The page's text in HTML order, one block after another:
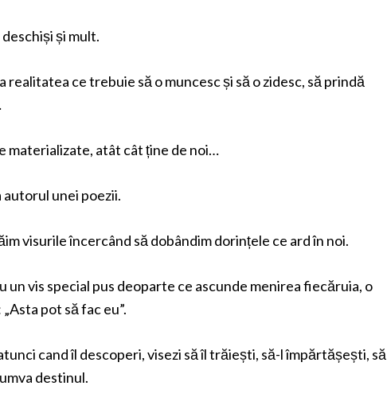
și mult.
realitatea ce trebuie să o muncesc și să o zidesc, să prindă
materializate, atât cât ține de noi…
autorul unei poezii.
visurile încercând să dobândim dorințele ce ard în noi.
un vis special pus deoparte ce ascunde menirea fiecăruia, o
pot să fac eu”.
cand îl descoperi, visezi să îl trăiești, să-l împărtășești, să
destinul.